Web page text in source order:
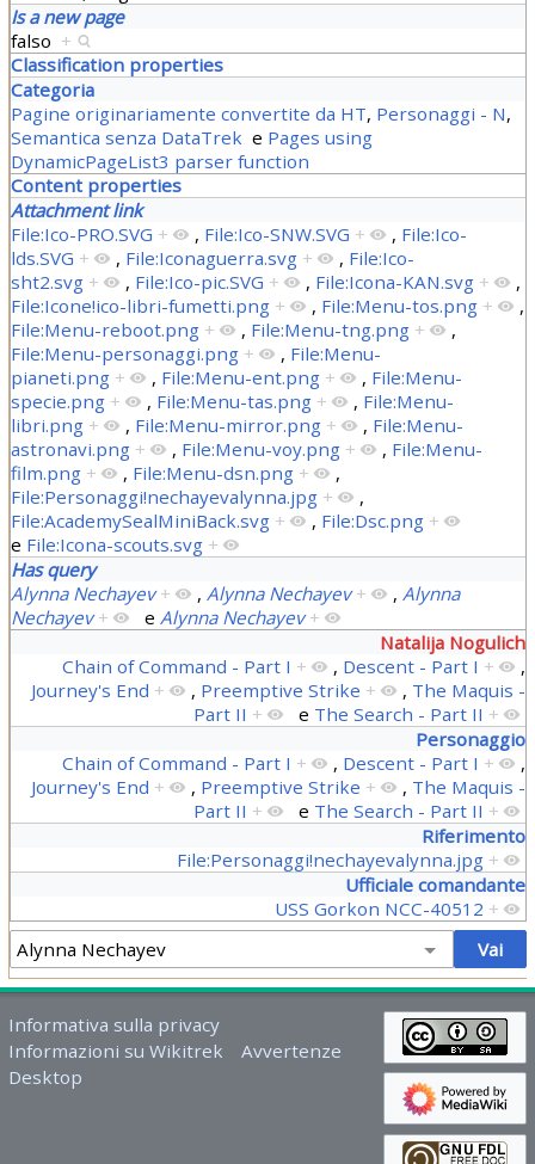
Is a new page
falso +
Classification properties
Categoria
Pagine originariamente convertite da HT, Personaggi - N,
Semantica senza DataTrek e Pages using
DynamicPageList3 parser function
Content properties
Attachment link
File:Ico-PRO.SVG + , File:Ico-SNW.SVG + , File:Ico-
lds.SVG + , File:Iconaguerra.svg + , File:Ico-
sht2.svg + , File:Ico-pic.SVG + , File:Icona-KAN.svg +
,
File:Icone!ico-libri-fumetti.png + , File:Menu-tos.png +
,
File:Menu-reboot.png + , File:Menu-tng.png +
,
File:Menu-personaggi.png + , File:Menu-
pianeti.png + , File:Menu-ent.png + , File:Menu-
specie.png + , File:Menu-tas.png + , File:Menu-
libri.png + , File:Menu-mirror.png + , File:Menu-
astronavi.png + , File:Menu-voy.png + , File:Menu-
film.png + , File:Menu-dsn.png +
,
File:Personaggi!nechayevalynna.jpg +
,
File:AcademySealMiniBack.svg + , File:Dsc.png +
e File:Icona-scouts.svg +
Has query
Alynna Nechayev + , Alynna Nechayev + , Alynna
Nechayev + e Alynna Nechayev +
Natalija Nogulich
Chain of Command - Part I + , Descent - Part I +
,
Journey's End + , Preemptive Strike + , The Maquis -
Part II + e The Search - Part II +
Personaggio
Chain of Command - Part I + , Descent - Part I +
,
Journey's End + , Preemptive Strike + , The Maquis -
Part II + e The Search - Part II +
Riferimento
File:Personaggi!nechayevalynna.jpg +
Ufficiale comandante
USS Gorkon NCC-40512 +
Informativa sulla privacy
Informazioni su Wikitrek
Avvertenze
Desktop